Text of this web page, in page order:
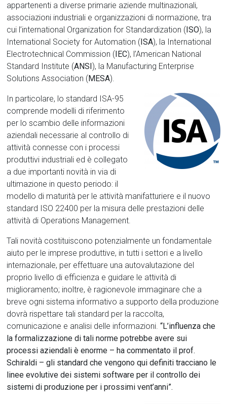
appartenenti a diverse primarie aziende multinazionali,
associazioni industriali e organizzazioni di normazione, tra
cui l’international Organization for Standardization (ISO), la
International Society for Automation (ISA), la International
Electrotechnical Commission (IEC), l’American National
Standard Institute (ANSI), la Manufacturing Enterprise
Solutions Association (MESA).
In particolare, lo standard ISA-95
comprende modelli di riferimento
per lo scambio delle informazioni
aziendali necessarie al controllo di
attività connesse con i processi
produttivi industriali ed è collegato
a due importanti novità in via di
ultimazione in questo periodo: il
modello di maturità per le attività manifatturiere e il nuovo
standard ISO 22400 per la misura delle prestazioni delle
attività di Operations Management.
Tali novità costituiscono potenzialmente un fondamentale
aiuto per le imprese produttive, in tutti i settori e a livello
internazionale, per effettuare una autovalutazione del
proprio livello di efficienza e guidare le attività di
miglioramento; inoltre, è ragionevole immaginare che a
breve ogni sistema informativo a supporto della produzione
dovrà rispettare tali standard per la raccolta,
comunicazione e analisi delle informazioni.“L’influenza che
la formalizzazione di tali norme potrebbe avere sui
processi aziendali è enorme – ha commentato il prof.
Schiraldi – gli standard che vengono qui definiti tracciano le
linee evolutive dei sistemi software per il controllo dei
sistemi di produzione per i prossimi vent’anni”.